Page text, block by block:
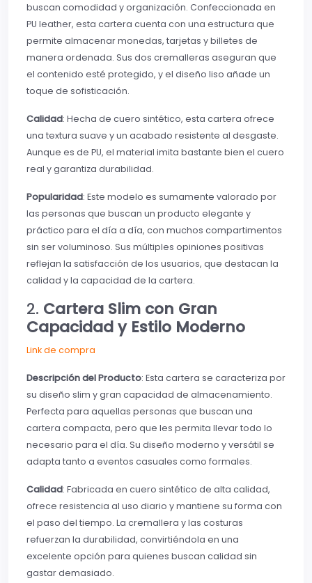
buscan comodidad y organización. Confeccionada en
PU leather, esta cartera cuenta con una estructura que
permite almacenar monedas, tarjetas y billetes de
manera ordenada. Sus dos cremalleras aseguran que
el contenido esté protegido, y el diseño liso añade un
toque de sofisticación.
Calidad: Hecha de cuero sintético, esta cartera ofrece
una textura suave y un acabado resistente al desgaste.
Aunque es de PU, el material imita bastante bien el cuero
real y garantiza durabilidad.
Popularidad: Este modelo es sumamente valorado por
las personas que buscan un producto elegante y
práctico para el día a día, con muchos compartimentos
sin ser voluminoso. Sus múltiples opiniones positivas
reflejan la satisfacción de los usuarios, que destacan la
calidad y la capacidad de la cartera.
2. Cartera Slim con Gran
Capacidad y Estilo Moderno
Link de compra
Descripción del Producto: Esta cartera se caracteriza por
su diseño slim y gran capacidad de almacenamiento.
Perfecta para aquellas personas que buscan una
cartera compacta, pero que les permita llevar todo lo
necesario para el día. Su diseño moderno y versátil se
adapta tanto a eventos casuales como formales.
Calidad: Fabricada en cuero sintético de alta calidad,
ofrece resistencia al uso diario y mantiene su forma con
el paso del tiempo. La cremallera y las costuras
refuerzan la durabilidad, convirtiéndola en una
excelente opción para quienes buscan calidad sin
gastar demasiado.